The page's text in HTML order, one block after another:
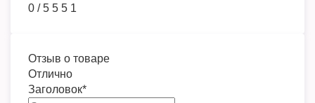
0 /5 5 5 1
Отзыв о товаре
Отлично
Заголовок*